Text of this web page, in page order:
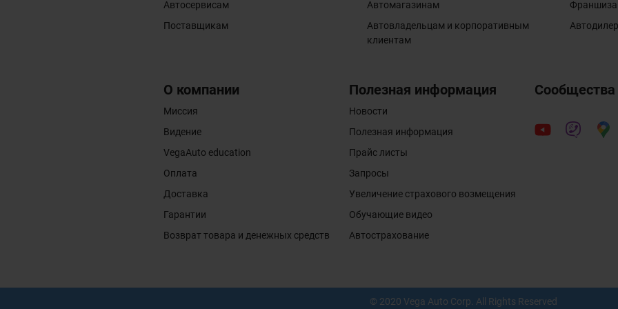
Автосервисам
Поставщикам
Автомагазинам
Автовладельцам и корпоративным
клиентам
Франшиза
О компании
Миссия
Видение
VegaAuto education
Оплата
Доставка
Гарантии
Возврат товара и денежных средств
Полезная информация
Новости
Полезная информация
Прайс листы
Запросы
Увеличение страхового возмещения
Обучающие видео
Автострахование
Сообщества
© 2020 Vega Auto Corp. All Rights Reserved